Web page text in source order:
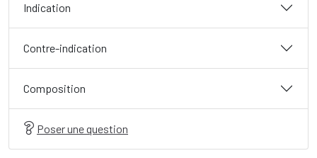
Indication
Contre-indication
Composition
Poser une question